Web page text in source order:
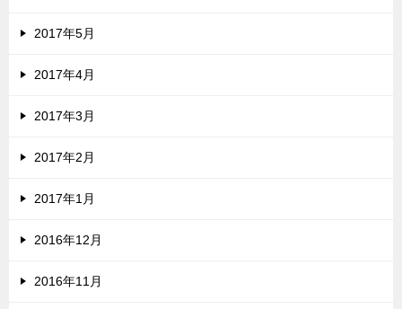
2017年5月
2017年4月
2017年3月
2017年2月
2017年1月
2016年12月
2016年11月